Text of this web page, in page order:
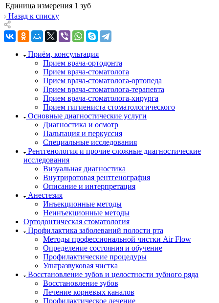
Единица измерения 1 зуб
Назад к списку
Приём, консультация
Прием врача-ортодонта
Прием врача-стоматолога
Прием врача-стоматолога-ортопеда
Прием врача-стоматолога-терапевта
Прием врача-стоматолога-хирурга
Прием гигиениста стоматологического
Основные диагностические услуги
Диагностика и осмотр
Пальпация и перкуссия
Специальные исследования
Рентгенология и прочие сложные диагностические
исследования
Визуальная диагностика
Внутриротовая рентгенография
Описание и интерпретация
Анестезия
Инъекционные методы
Неинъекционные методы
Ортодонтическая стоматология
Профилактика заболеваний полости рта
Методы профессиональной чистки Air Flow
Определение состояния и обучение
Профилактические процедуры
Ультразвуковая чистка
Восстановление зубов и целостности зубного ряда
Восстановление зубов
Лечение корневых каналов
Профилактическое лечение